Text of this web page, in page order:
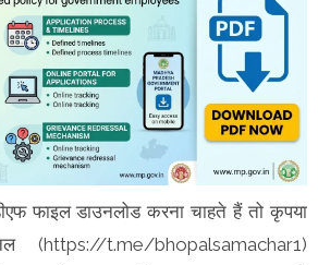
फाइल डाउनलोड करना चाहते हैं तो कृपया
(https://t.me/bhopalsamachar1)